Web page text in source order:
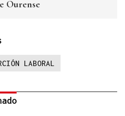
Ourense
LABORAL